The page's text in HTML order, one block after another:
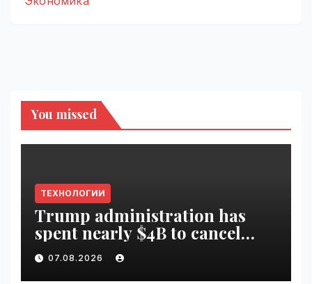
You missed
ТЕХНОЛОГИИ
Trump administration has
spent nearly $4B to cancel
offshore wind farms |
VseTime.ru
07.08.2026